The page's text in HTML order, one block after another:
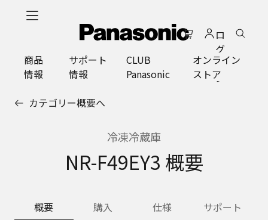
ロ
グ
イ
ン
商品
情報
サポート
情報
CLUB
Panasonic
オンライン
ストア
カテゴリー概要へ
冷凍冷蔵庫
NR-F49EY3 概要
概要 購入 仕様 サポート